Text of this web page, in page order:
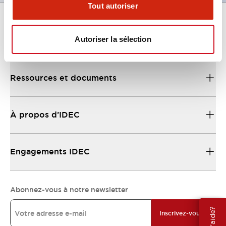
Tout autoriser
Autoriser la sélection
Ressources et documents
À propos d’IDEC
Engagements IDEC
Abonnez-vous à notre newsletter
Inscrivez-vous